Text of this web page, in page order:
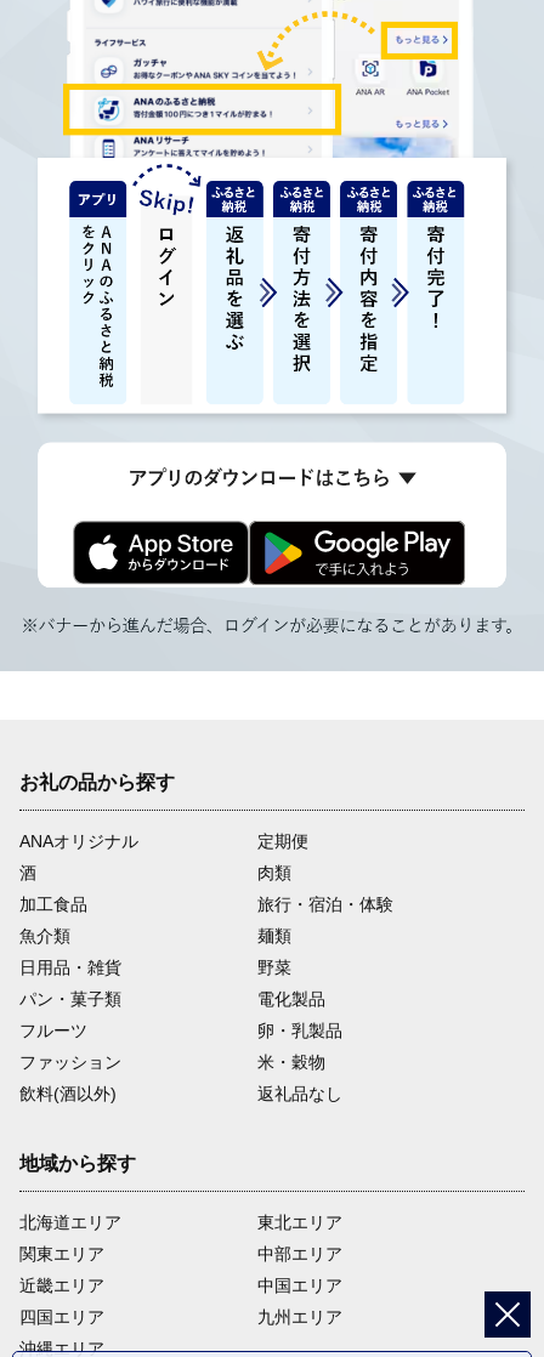
お礼の品から探す
ANAオリジナル
定期便
酒
肉類
加工食品
旅行・宿泊・体験
魚介類
麺類
日用品・雑貨
野菜
パン・菓子類
電化製品
フルーツ
卵・乳製品
ファッション
米・穀物
飲料(酒以外)
返礼品なし
地域から探す
北海道エリア
関東エリア
近畿エリア
四国エリア
沖縄エリア
東北エリア
中部エリア
中国エリア
九州エリア